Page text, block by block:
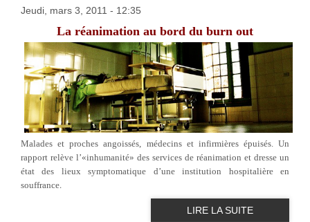
Jeudi, mars 3, 2011 - 12:35
La réanimation au bord du burn out
Malades et proches angoissés, médecins et infirmières épuisés. Un
rapport relève l’«inhumanité» des services de réanimation et dresse un
état des lieux symptomatique d’une institution hospitalière en
souffrance.
LIRE LA SUITE